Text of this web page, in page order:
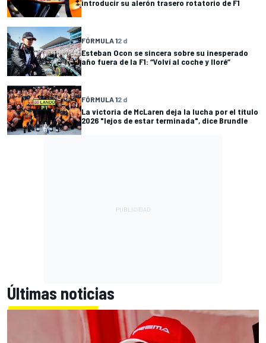
introducir su alerón trasero rotatorio de F1
FÓRMULA 12 d
Esteban Ocon se sincera sobre su inesperado
año fuera de la F1: “Volví al coche y lloré”
FÓRMULA 12 d
La victoria de McLaren deja la lucha por el título
2026 "lejos de estar terminada", dice Brundle
Últimas noticias